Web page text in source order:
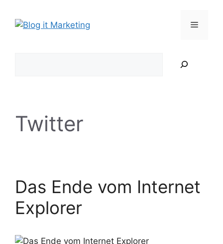
Inhalt
springen
Menü
Twitter
Das Ende vom Internet
Explorer